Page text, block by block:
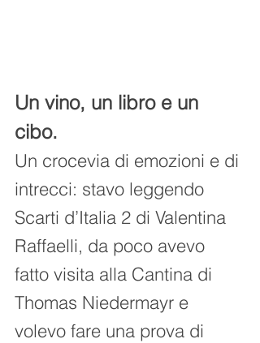
Un vino, un libro e un
cibo.
Un crocevia di emozioni e di
intrecci: stavo leggendo
Scarti d’Italia 2 di Valentina
Raffaelli, da poco avevo
fatto visita alla Cantina di
Thomas Niedermayr e
volevo fare una prova di